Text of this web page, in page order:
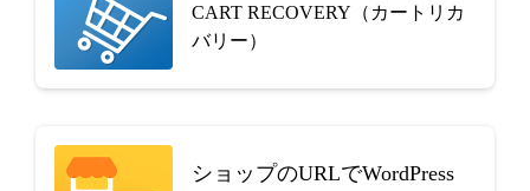
CART RECOVERY（カートリカ
バリー）
ショップのURLでWordPress